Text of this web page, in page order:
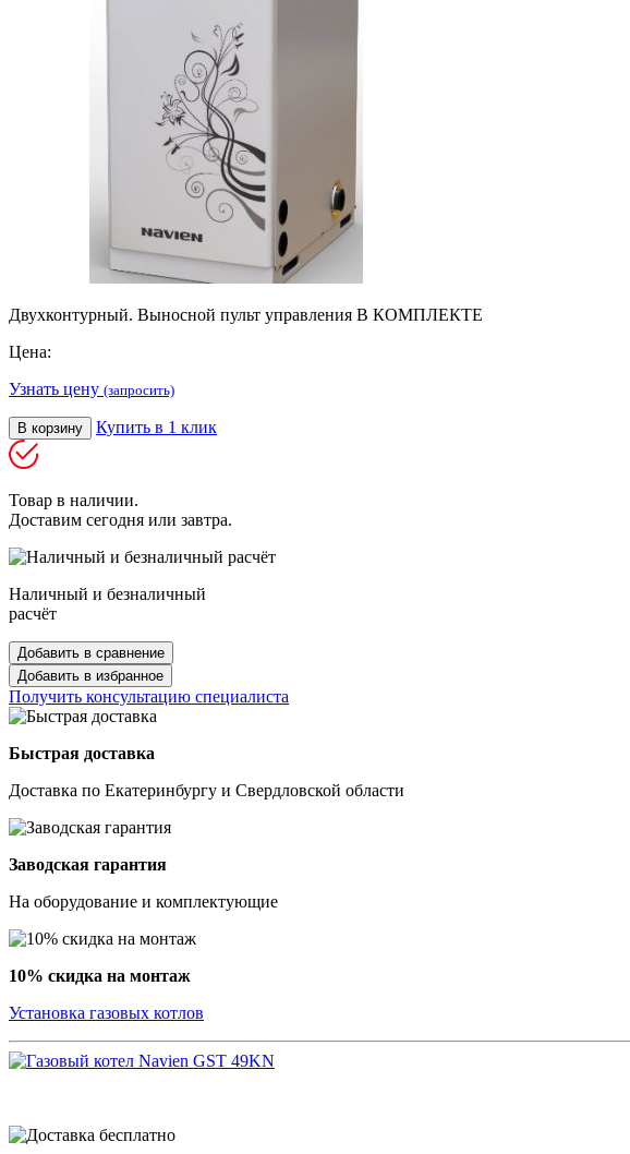
Двухконтурный. Выносной пульт управления В КОМПЛЕКТЕ
Цена:
Узнать цену (запросить)
В корзину Купить в 1 клик
Товар в наличии.
Доставим сегодня или завтра.
Наличный и безналичный
расчёт
Добавить в сравнение
Добавить в избранное
Получить консультацию специалиста
Быстрая доставка
Доставка по Екатеринбургу и Свердловской области
Заводская гарантия
На оборудование и комплектующие
10% скидка на монтаж
Установка газовых котлов